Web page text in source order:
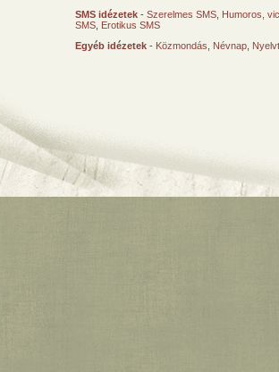
SMS idézetek - Szerelmes SMS Humoros,
SMS Erotikus SMS
Egyéb idézetek - Közmondás Névnap